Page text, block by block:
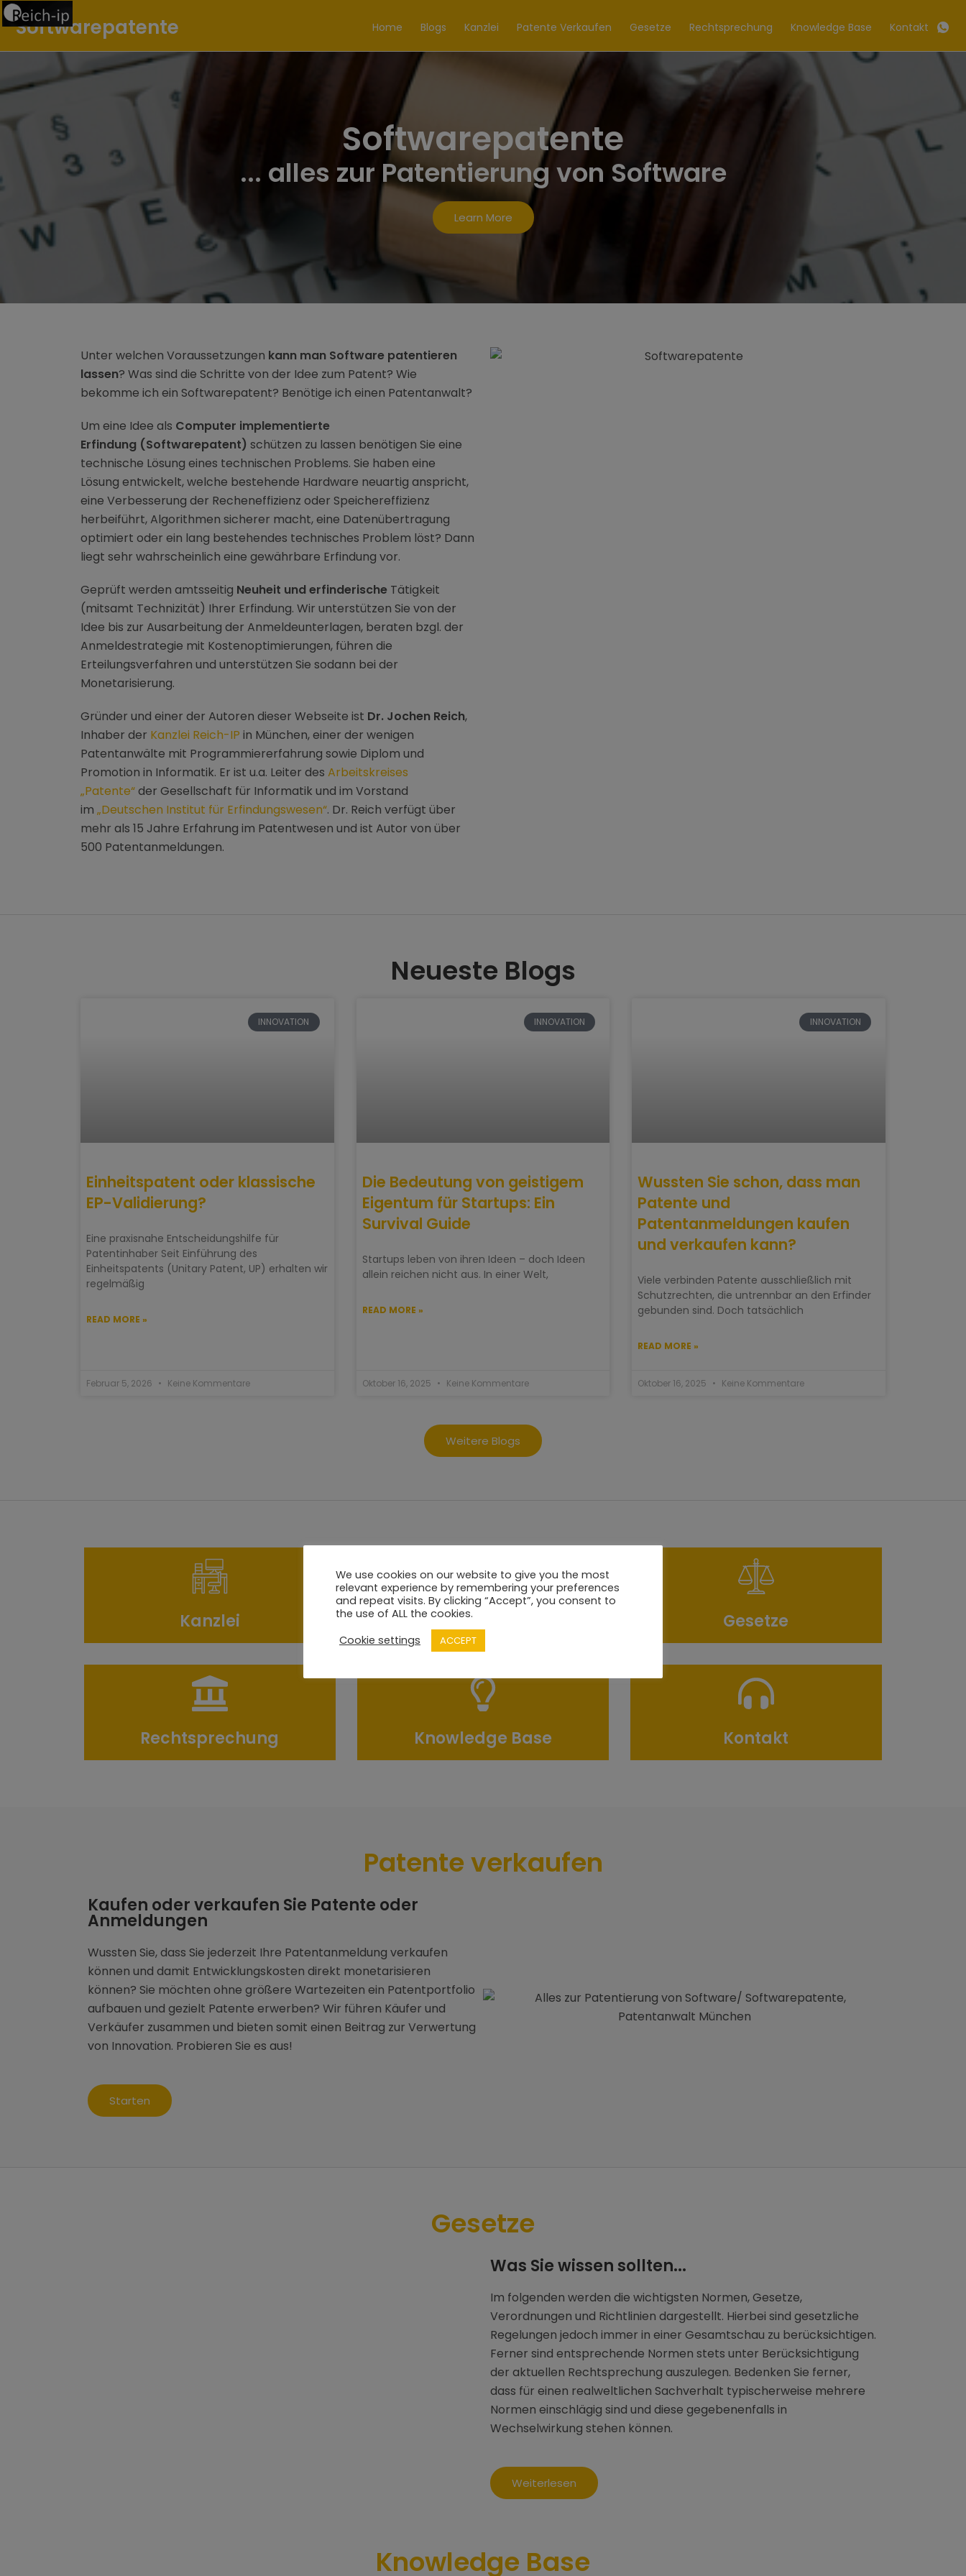
Softwarepatente Home Blogs Kanzlei Patente Verkaufen Gesetze Rechtsprechung Knowledge Base Kontakt
Softwarepatente
... alles zur Patentierung von Software
Learn More
Unter welchen Voraussetzungen kann man Software patentieren
lassen? Was sind die Schritte von der Idee zum Patent? Wie
bekomme ich ein Softwarepatent? Benötige ich einen Patentanwalt?
Um eine Idee als Computer implementierte
Erfindung (Softwarepatent) schützen zu lassen benötigen Sie eine
technische Lösung eines technischen Problems. Sie haben eine
Lösung entwickelt, welche bestehende Hardware neuartig anspricht,
eine Verbesserung der Recheneffizienz oder Speichereffizienz
herbeiführt, Algorithmen sicherer macht, eine Datenübertragung
optimiert oder ein lang bestehendes technisches Problem löst? Dann
liegt sehr wahrscheinlich eine gewährbare Erfindung vor.
Geprüft werden amtsseitig Neuheit und erfinderische Tätigkeit
(mitsamt Technizität) Ihrer Erfindung. Wir unterstützen Sie von der
Idee bis zur Ausarbeitung der Anmeldeunterlagen, beraten bzgl. der
Anmeldestrategie mit Kostenoptimierungen, führen die
Erteilungsverfahren und unterstützen Sie sodann bei der
Monetarisierung.
Gründer und einer der Autoren dieser Webseite ist Dr. Jochen Reich,
Inhaber der Kanzlei Reich-IP in München, einer der wenigen
Patentanwälte mit Programmiererfahrung sowie Diplom und
Promotion in Informatik. Er ist u.a. Leiter des Arbeitskreises
„Patente“der Gesellschaft für Informatik und im Vorstand
im „Deutschen Institut für Erfindungswesen“. Dr. Reich verfügt über
mehr als 15 Jahre Erfahrung im Patentwesen und ist Autor von über
500 Patentanmeldungen.
Neueste Blogs
INNOVATION
Einheitspatent oder klassische
EP-Validierung?
Eine praxisnahe Entscheidungshilfe für
Patentinhaber Seit Einführung des
Einheitspatents (Unitary Patent, UP) erhalten wir
regelmäßig
READ MORE »
Februar 5, 2026 Keine Kommentare
INNOVATION
Die Bedeutung von geistigem
Eigentum für Startups: Ein
Survival Guide
Startups leben von ihren Ideen – doch Ideen
allein reichen nicht aus. In einer Welt,
READ MORE »
Oktober 16, 2025 Keine Kommentare
INNOVATION
Wussten Sie schon, dass man
Patente und
Patentanmeldungen kaufen
und verkaufen kann?
Viele verbinden Patente ausschließlich mit
Schutzrechten, die untrennbar an den Erfinder
gebunden sind. Doch tatsächlich
READ MORE »
Oktober 16, 2025 Keine Kommentare
Weitere Blogs
Kanzlei Patente verkaufen Gesetze
Rechtsprechung Knowledge Base Kontakt
Patente verkaufen
Kaufen oder verkaufen Sie Patente oder
Anmeldungen
Wussten Sie, dass Sie jederzeit Ihre Patentanmeldung verkaufen
können und damit Entwicklungskosten direkt monetarisieren
können? Sie möchten ohne größere Wartezeiten ein Patentportfolio
aufbauen und gezielt Patente erwerben? Wir führen Käufer und
Verkäufer zusammen und bieten somit einen Beitrag zur Verwertung
von Innovation. Probieren Sie es aus!
Starten
Gesetze
Was Sie wissen sollten...
Im folgenden werden die wichtigsten Normen, Gesetze,
Verordnungen und Richtlinien dargestellt. Hierbei sind gesetzliche
Regelungen jedoch immer in einer Gesamtschau zu berücksichtigen.
Ferner sind entsprechende Normen stets unter Berücksichtigung
der aktuellen Rechtsprechung auszulegen. Bedenken Sie ferner,
dass für einen realweltlichen Sachverhalt typischerweise mehrere
Normen einschlägig sind und diese gegebenenfalls in
Wechselwirkung stehen können.
Weiterlesen
Knowledge Base
We use cookies on our website to give you the most
relevant experience by remembering your preferences
and repeat visits. By clicking “Accept”, you consent to
the use of ALL the cookies.
Cookie settings
ACCEPT